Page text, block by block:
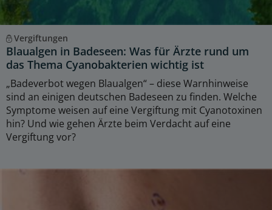
Vergiftungen
Blaualgen in Badeseen: Was für Ärzte rund um
das Thema Cyanobakterien wichtig ist
„Badeverbot wegen Blaualgen“ – diese Warnhinweise
sind an einigen deutschen Badeseen zu finden. Welche
Symptome weisen auf eine Vergiftung mit Cyanotoxinen
hin? Und wie gehen Ärzte beim Verdacht auf eine
Vergiftung vor?